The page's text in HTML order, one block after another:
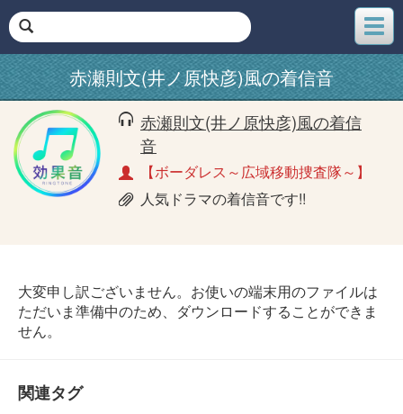
メ
ニ
ュ
ー
赤瀬則文(井ノ原快彦)風の着信音
赤瀬則文(井ノ原快彦)風の着信
音
【ボーダレス～広域移動捜査隊～】
人気ドラマの着信音です!!
大変申し訳ございません。お使いの端末用のファイルは
ただいま準備中のため、ダウンロードすることができま
せん。
関連タグ